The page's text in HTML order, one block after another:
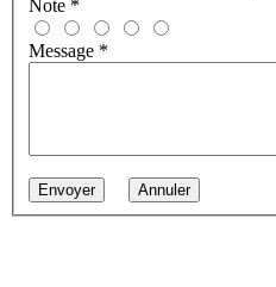
Note *
Message *